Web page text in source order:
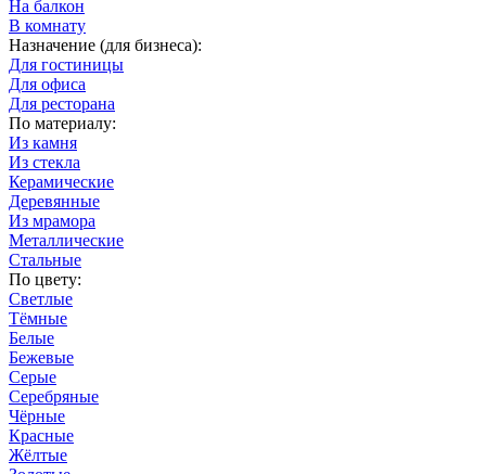
На балкон
В комнату
Назначение (для бизнеса):
Для гостиницы
Для офиса
Для ресторана
По материалу:
Из камня
Из стекла
Керамические
Деревянные
Из мрамора
Металлические
Стальные
По цвету:
Светлые
Тёмные
Белые
Бежевые
Серые
Серебряные
Чёрные
Красные
Жёлтые